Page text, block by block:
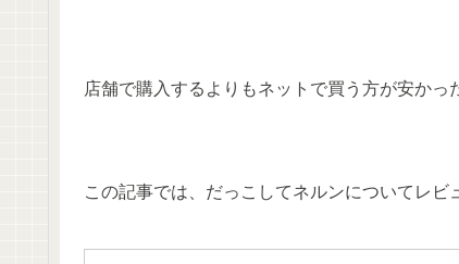
店舗で購入するよりもネットで買う方が安かっ
この記事では、だっこしてネルンについてレビ